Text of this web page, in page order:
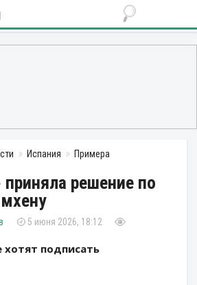
Испания Примера
приняла решение по
5 июня 2026, 18:12
хотят подписать